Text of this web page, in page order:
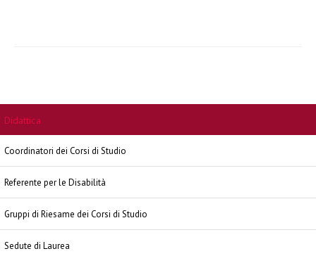
Didattica
Coordinatori dei Corsi di Studio
Referente per le Disabilità
Gruppi di Riesame dei Corsi di Studio
Sedute di Laurea